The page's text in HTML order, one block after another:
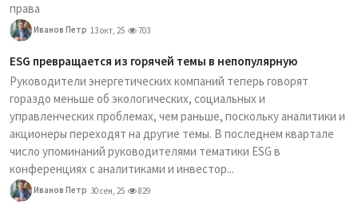
права
Иванов Петр 13 окт, 25 703
ESG превращается из горячей темы в непопулярную
Руководители энергетических компаний теперь говорят
гораздо меньше об экологических, социальных и
управленческих проблемах, чем раньше, поскольку аналитики и
акционеры переходят на другие темы. В последнем квартале
число упоминаний руководителями тематики ESG в
конференциях с аналитиками и инвестор...
Иванов Петр 30 сен, 25 829